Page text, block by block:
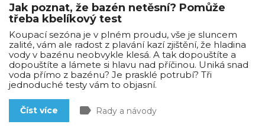
Jak poznat, že bazén netěsní? Pomůže
třeba kbelíkový test
Koupací sezóna je v plném proudu, vše je sluncem
zalité, vám ale radost z plavání kazí zjištění, že hladina
vody v bazénu neobvykle klesá. A tak dopouštíte a
dopouštíte a lámete si hlavu nad příčinou. Uniká snad
voda přímo z bazénu? Je prasklé potrubí? Tři
jednoduché testy vám to objasní.
Číst více label Rady a návody